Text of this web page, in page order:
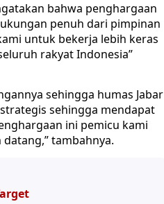
bahwa penghargaan
penuh dari pimpinan
untuk bekerja lebih keras
rakyat Indonesia”
sehingga humas Jabar
sehingga mendapat
ini pemicu kami
tambahnya.